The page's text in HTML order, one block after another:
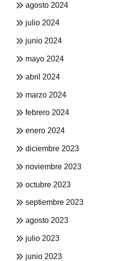
agosto 2024
julio 2024
junio 2024
mayo 2024
abril 2024
marzo 2024
febrero 2024
enero 2024
diciembre 2023
noviembre 2023
octubre 2023
septiembre 2023
agosto 2023
julio 2023
junio 2023